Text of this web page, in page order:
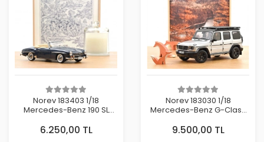
Norev 183403 1/18
Mercedes-Benz 190 SL
6.250,00 TL
Norev 183030 1/18
Mercedes-Benz G-Class
9.500,00 TL